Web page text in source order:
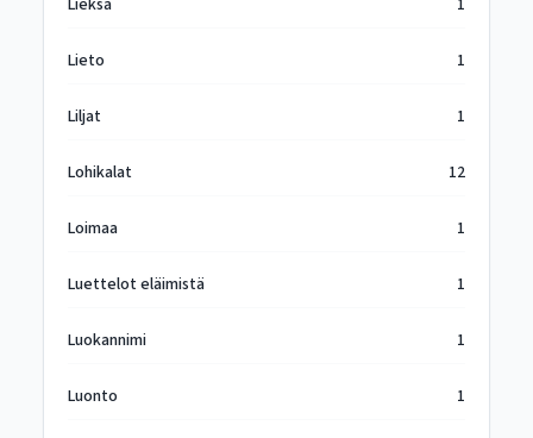
Lieksa 1
Lieto 1
Liljat 1
Lohikalat 12
Loimaa 1
Luettelot eläimistä 1
Luokannimi 1
Luonto 1